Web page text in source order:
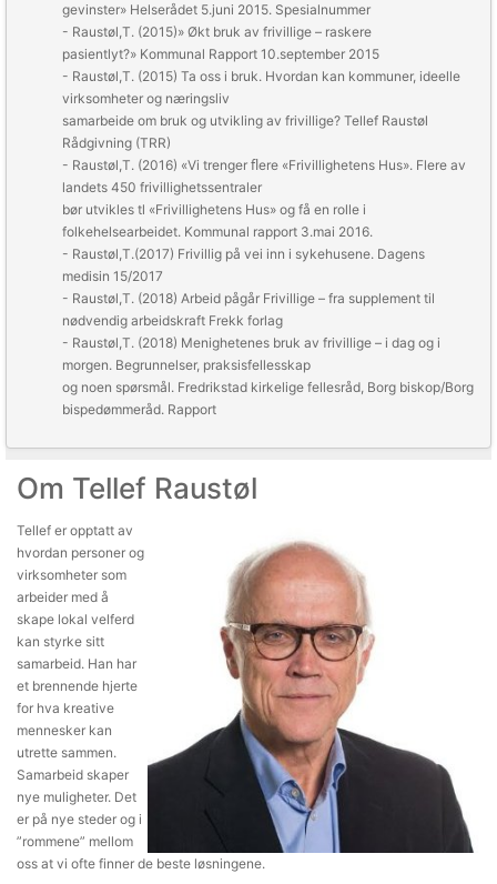
gevinster» Helserådet 5.juni 2015. Spesialnummer
- Raustøl,T. (2015)» Økt bruk av frivillige – raskere
pasientlyt?» Kommunal Rapport 10.september 2015
- Raustøl,T. (2015) Ta oss i bruk. Hvordan kan kommuner, ideelle
virksomheter og næringsliv
samarbeide om bruk og utvikling av frivillige? Tellef Raustøl
Rådgivning (TRR)
- Raustøl,T. (2016) «Vi trenger ﬂere «Frivillighetens Hus». Flere av
landets 450 frivillighetssentraler
bør utvikles tl «Frivillighetens Hus» og få en rolle i
folkehelsearbeidet. Kommunal rapport 3.mai 2016.
- Raustøl,T.(2017) Frivillig på vei inn i sykehusene. Dagens
medisin 15/2017
- Raustøl,T. (2018) Arbeid pågår Frivillige – fra supplement til
nødvendig arbeidskraft Frekk forlag
- Raustøl,T. (2018) Menighetenes bruk av frivillige – i dag og i
morgen. Begrunnelser, praksisfellesskap
og noen spørsmål. Fredrikstad kirkelige fellesråd, Borg biskop/Borg
bispedømmeråd. Rapport
Om Tellef Raustøl
Tellef er opptatt av
hvordan personer og
virksomheter som
arbeider med å
skape lokal velferd
kan styrke sitt
samarbeid. Han har
et brennende hjerte
for hva kreative
mennesker kan
utrette sammen.
Samarbeid skaper
nye muligheter. Det
er på nye steder og i
”rommene” mellom
oss at vi ofte finner de beste løsningene.